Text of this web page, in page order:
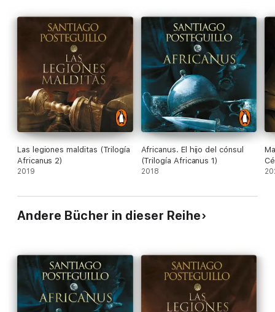
desbordante: el final de la epopeya de Publio Cornelio Escisión
y de todo su mundo en el marco incomparable de una Roma
que emerge victoriosa, por encima de la historia, sin importarle
arrasar en su imparable ascenso todo y a todos, incluidos a sus
héroes. Ya puedes disfrutar de este final en audiolibro.
Las legiones malditas (Trilogía
Africanus 2)
2019
Africanus. El hijo del cónsul
(Trilogía Africanus 1)
2018
Andere Bücher in dieser Reihe